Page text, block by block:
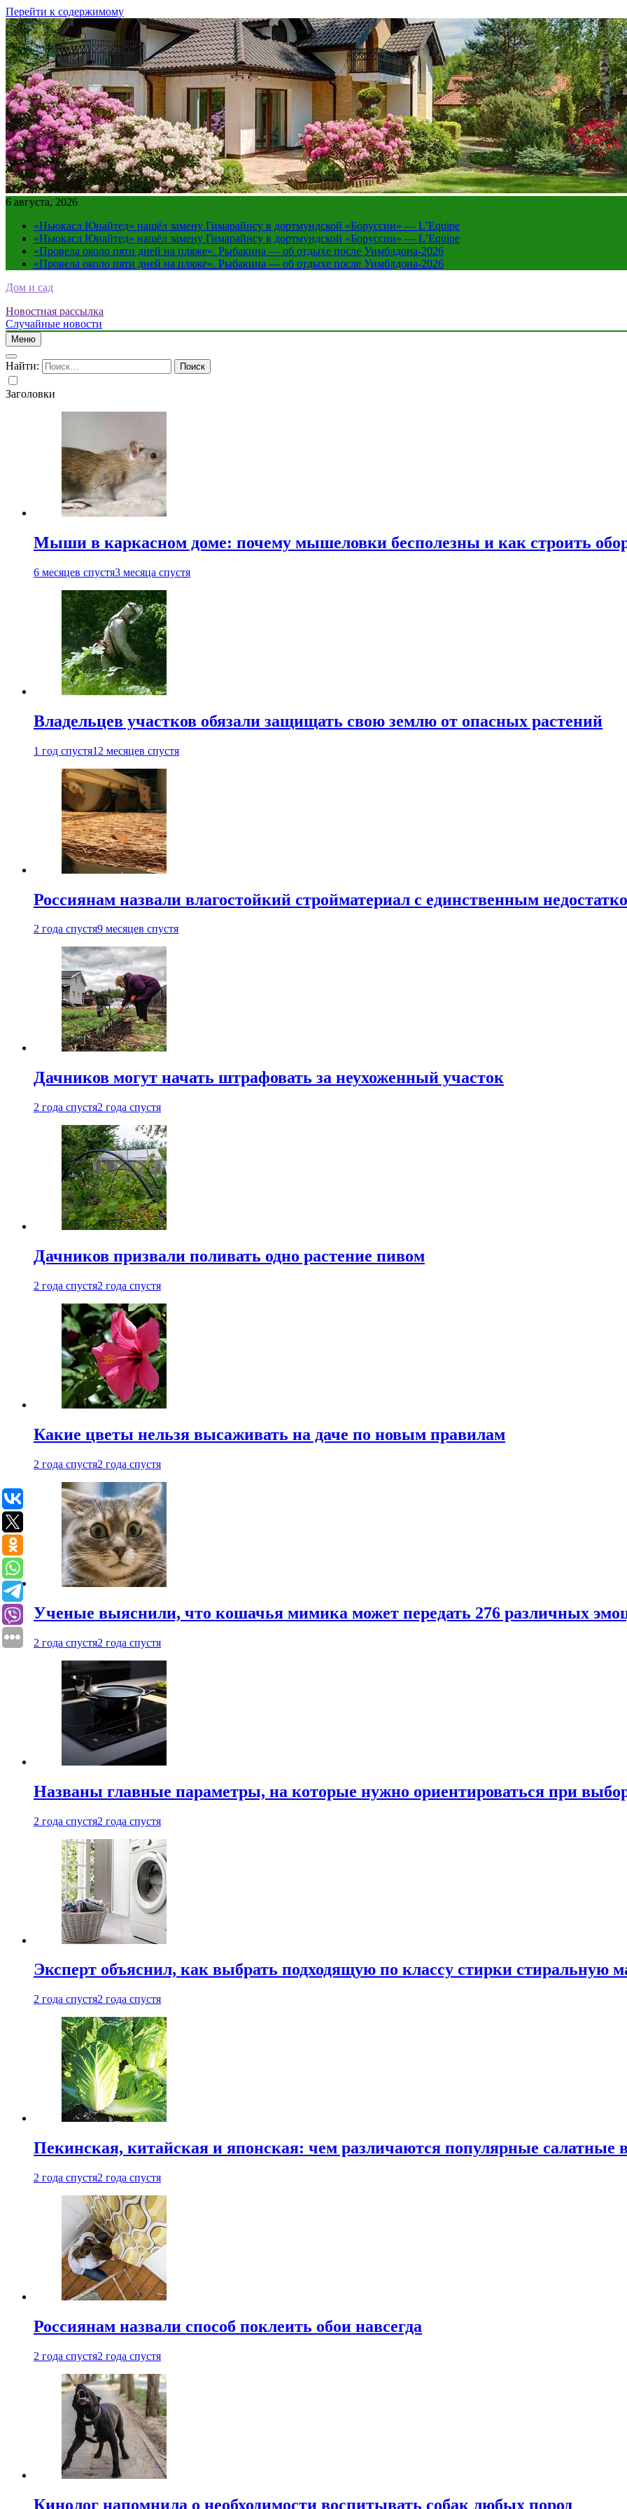
Перейти к содержимому
6 августа, 2026
«Ньюкасл Юнайтед» нашёл замену Гимарайнсу в дортмундской «Боруссии» — L’Equipe
«Ньюкасл Юнайтед» нашёл замену Гимарайнсу в дортмундской «Боруссии» — L’Equipe
«Провела около пяти дней на пляже». Рыбакина — об отдыхе после Уимблдона-2026
«Провела около пяти дней на пляже». Рыбакина — об отдыхе после Уимблдона-2026
Дом и сад
Новостная рассылка
Случайные новости
Меню
Найти:
Заголовки
Мыши в каркасном доме: почему мышеловки бесполезны и как строить
6 месяцев спустя3 месяца спустя
Владельцев участков обязали защищать свою землю от опасных растений
1 год спустя12 месяцев спустя
Россиянам назвали влагостойкий стройматериал с единственным
2 года спустя9 месяцев спустя
Дачников могут начать штрафовать за неухоженный участок
2 года спустя2 года спустя
Дачников призвали поливать одно растение пивом
2 года спустя2 года спустя
Какие цветы нельзя высаживать на даче по новым правилам
2 года спустя2 года спустя
Ученые выяснили, что кошачья мимика может передать 276 различных
2 года спустя2 года спустя
Названы главные параметры, на которые нужно ориентироваться при
2 года спустя2 года спустя
Эксперт объяснил, как выбрать подходящую по классу стирки стиральную
2 года спустя2 года спустя
Пекинская, китайская и японская: чем различаются популярные салатные
2 года спустя2 года спустя
Россиянам назвали способ поклеить обои навсегда
2 года спустя2 года спустя
Кинолог напомнила о необходимости воспитывать собак любых пород